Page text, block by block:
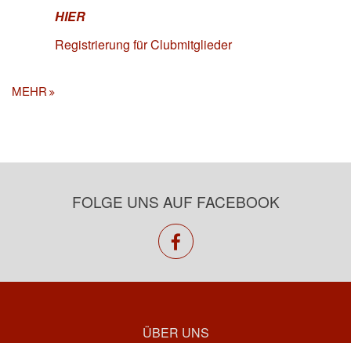
HIER
Registrierung für Clubmitglieder
MEHR
FOLGE UNS AUF FACEBOOK
facebook
ÜBER UNS